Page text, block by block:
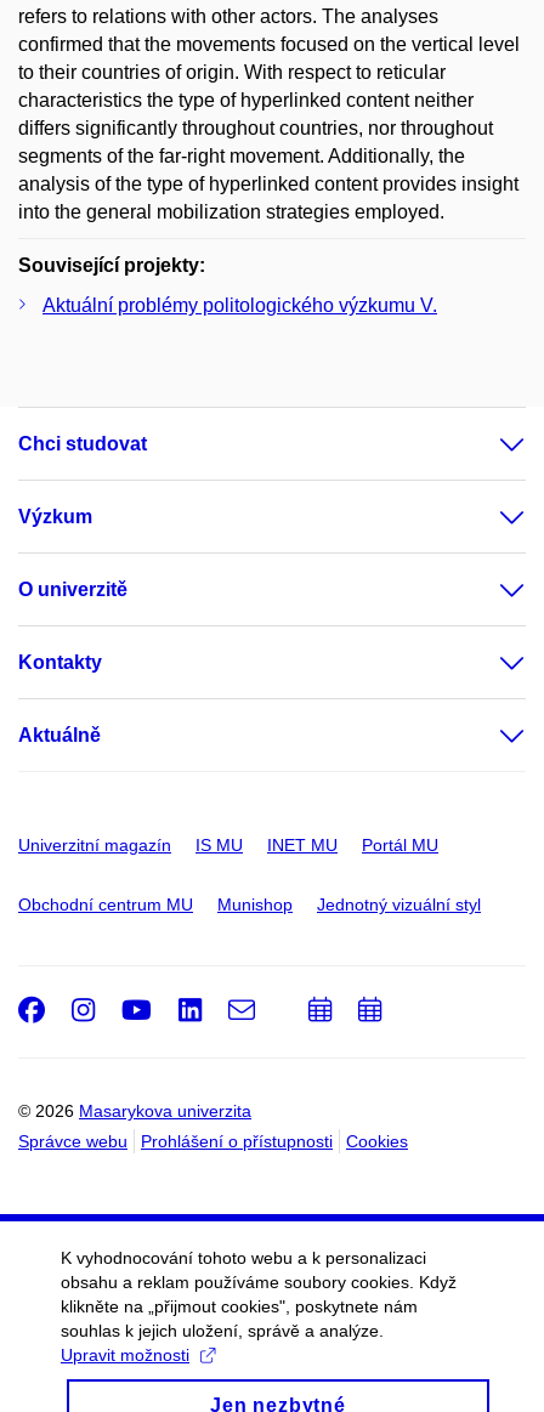
refers to relations with other actors. The analyses
confirmed that the movements focused on the vertical level
to their countries of origin. With respect to reticular
characteristics the type of hyperlinked content neither
differs significantly throughout countries, nor throughout
segments of the far-right movement. Additionally, the
analysis of the type of hyperlinked content provides insight
into the general mobilization strategies employed.
Související projekty:
Aktuální problémy politologického výzkumu V.
Chci studovat
Výzkum
O univerzitě
Kontakty
Aktuálně
Univerzitní magazín IS MU INET MU Portál MU
Obchodní centrum MU Munishop Jednotný vizuální styl
© 2026 Masarykova univerzita
Správce webu
Prohlášení o přístupnosti Cookies
Facebook
Instagram
Youtube
LinkedIn
e-
PřidatPřidat
K vyhodnocování tohoto webu a k personalizaci
obsahu a reklam používáme soubory cookies. Když
klikněte na „přijmout cookies", poskytnete nám
souhlas k jejich uložení, správě a analýze.
Upravit možnosti
Jen nezbytné